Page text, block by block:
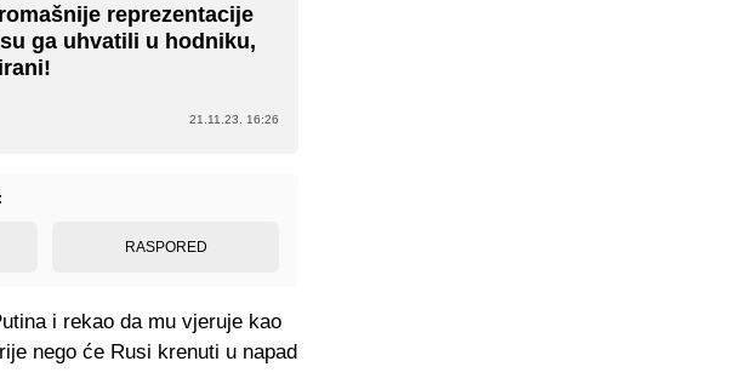
reprezentacije
ga uhvatili u hodniku,
21.11.23. 16:26
RASPORED
i rekao da mu vjeruje kao
nego će Rusi krenuti u napad